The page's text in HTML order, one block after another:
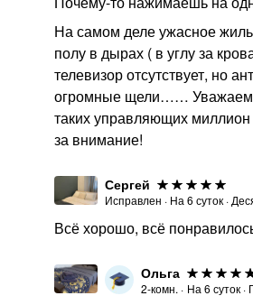
На самом деле ужасное
полу в дырах ( в углу за
телевизор отсутствует, но
огромные щели……
таких управляющих миллион
за внимание!
Сергей
Исправлен · На 6 суток ·
Всё хорошо, всё
Ольга
2-комн. · На 6 суток ·